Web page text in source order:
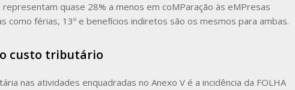
quase 28% a menos em coMParação às eMPresas
como férias, 13º e benefícios indiretos são os mesmos para ambas.
custo tributário
nas atividades enquadradas no Anexo V é a incidência da FOLHA